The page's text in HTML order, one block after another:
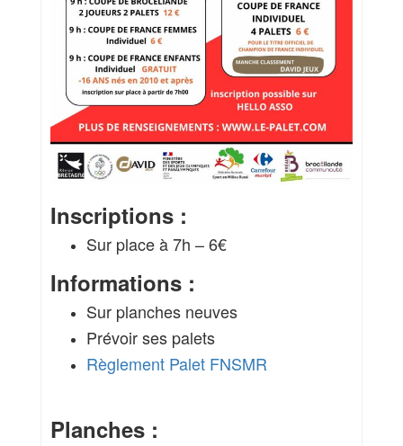
Inscriptions :
Sur place à 7h – 6€
Informations :
Sur planches neuves
Prévoir ses palets
Règlement Palet FNSMR
Planches :